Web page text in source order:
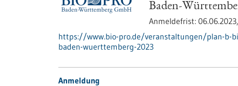
Baden-
Anmeldefrist: 06.06.2023,
https://www.bio-pro.de/veranstaltungen/plan-b-
baden-wuerttemberg-2023
Anmeldung